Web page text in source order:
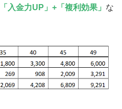
「入金力UP」+「複利効果」 な